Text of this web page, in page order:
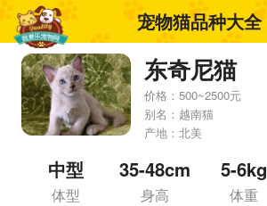
宠物猫品种大全
东奇尼猫
价格：500~2500元
别名： 越南猫
产地：北美
中型
体型
35-48cm
身高
5-6kg
体重